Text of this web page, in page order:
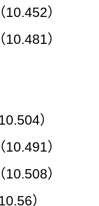
）
）
）
）
）
）